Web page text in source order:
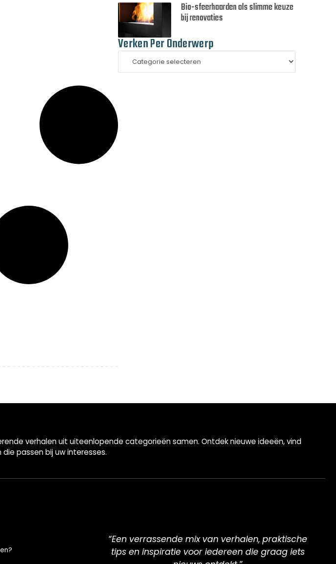
Bio-sfeerhaarden als slimme keuze
bij renovaties
Verken Per Onderwerp
verhalen uit uiteenlopende categorieën samen. Ontdek nieuwe ideeën, vind
passen bij uw interesses.
“Een verrassende mix van verhalen, praktische
tips en inspiratie voor iedereen die graag iets